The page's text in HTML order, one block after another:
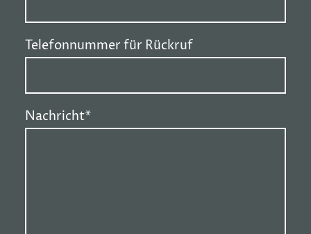
Telefonnummer für Rückruf
Nachricht*